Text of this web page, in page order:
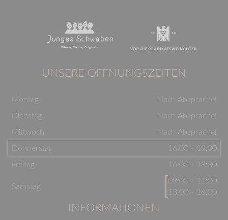
UNSERE ÖFFNUNGSZEITEN
Montag
Nach Absprache!
Dienstag
Nach Absprache!
Mittwoch
Nach Absprache!
Donnerstag
16:00 - 18:30
Freitag
16:00 - 18:30
Samstag
09:00 - 11:00
13:00 - 16:00
INFORMATIONEN